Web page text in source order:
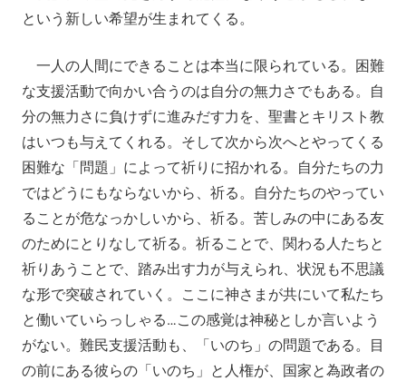
という新しい希望が生まれてくる。
一人の人間にできることは本当に限られている。困難
な支援活動で向かい合うのは自分の無力さでもある。自
分の無力さに負けずに進みだす力を、聖書とキリスト教
はいつも与えてくれる。そして次から次へとやってくる
困難な「問題」によって祈りに招かれる。自分たちの力
ではどうにもならないから、祈る。自分たちのやってい
ることが危なっかしいから、祈る。苦しみの中にある友
のためにとりなして祈る。祈ることで、関わる人たちと
祈りあうことで、踏み出す力が与えられ、状況も不思議
な形で突破されていく。ここに神さまが共にいて私たち
と働いていらっしゃる…この感覚は神秘としか言いよう
がない。難民支援活動も、「いのち」の問題である。目
の前にある彼らの「いのち」と人権が、国家と為政者の